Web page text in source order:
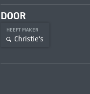
DOOR
HEEFT MAKER
Christie's